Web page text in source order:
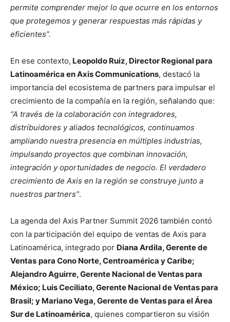
permite comprender mejor lo que ocurre en los entornos
que protegemos y generar respuestas más rápidas y
eficientes”.
En ese contexto, Leopoldo Ruiz, Director Regional para
Latinoamérica en Axis Communications, destacó la
importancia del ecosistema de partners para impulsar el
crecimiento de la compañía en la región, señalando que:
“A través de la colaboración con integradores,
distribuidores y aliados tecnológicos, continuamos
ampliando nuestra presencia en múltiples industrias,
impulsando proyectos que combinan innovación,
integración y oportunidades de negocio. El verdadero
crecimiento de Axis en la región se construye junto a
nuestros partners”.
La agenda del Axis Partner Summit 2026 también contó
con la participación del equipo de ventas de Axis para
Latinoamérica, integrado por Diana Ardila, Gerente de
Ventas para Cono Norte, Centroamérica y Caribe;
Alejandro Aguirre, Gerente Nacional de Ventas para
México; Luis Ceciliato, Gerente Nacional de Ventas para
Brasil; y Mariano Vega, Gerente de Ventas para el Área
Sur de Latinoamérica, quienes compartieron su visión